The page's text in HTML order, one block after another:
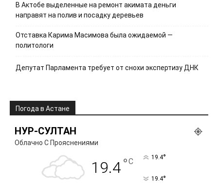
В Актобе выделенные на ремонт акимата деньги
направят на полив и посадку деревьев
Отставка Карима Масимова была ожидаемой —
политологи
Депутат Парламента требует от снохи экспертизу ДНК
Погода в Астане
НУР-СУЛТАН
Облачно С Прояснениями
19.4°C 19.4°
19.4°